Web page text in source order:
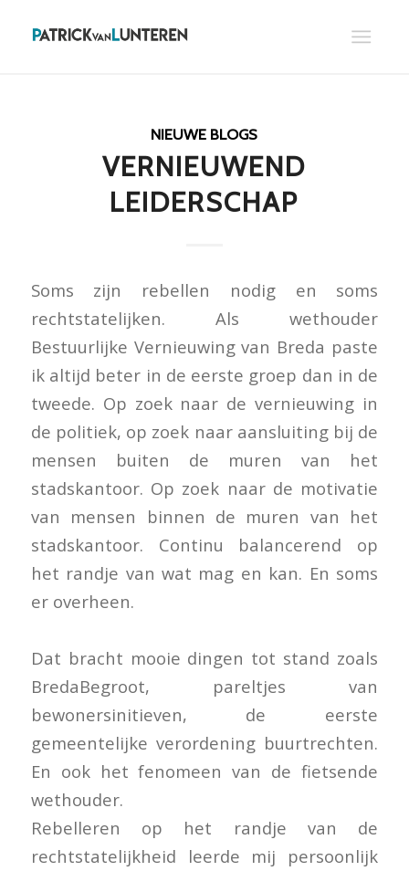
NIEUWE BLOGS
VERNIEUWEND
LEIDERSCHAP
Soms zijn rebellen nodig en soms
rechtstatelijken. Als wethouder
Bestuurlijke Vernieuwing van Breda paste
ik altijd beter in de eerste groep dan in de
tweede. Op zoek naar de vernieuwing in
de politiek, op zoek naar aansluiting bij de
mensen buiten de muren van het
stadskantoor. Op zoek naar de motivatie
van mensen binnen de muren van het
stadskantoor. Continu balancerend op
het randje van wat mag en kan. En soms
er overheen.
Dat bracht mooie dingen tot stand zoals
BredaBegroot, pareltjes van
bewonersinitieven, de eerste
gemeentelijke verordening buurtrechten.
En ook het fenomeen van de fietsende
wethouder.
Rebelleren op het randje van de
rechtstatelijkheid leerde mij persoonlijk